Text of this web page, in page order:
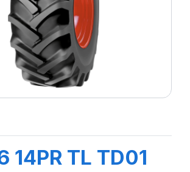
14PR TL TD01